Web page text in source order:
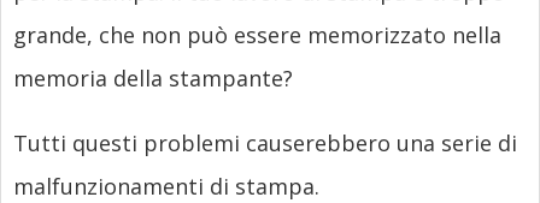
grande, che non può essere memorizzato nella
memoria della stampante?
Tutti questi problemi causerebbero una serie di
malfunzionamenti di stampa.